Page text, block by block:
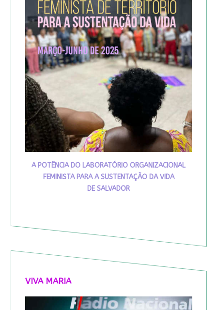
A POTÊNCIA DO LABORATÓRIO ORGANIZACIONAL
FEMINISTA PARA A SUSTENTAÇÃO DA VIDA
DE SALVADOR
VIVA MARIA